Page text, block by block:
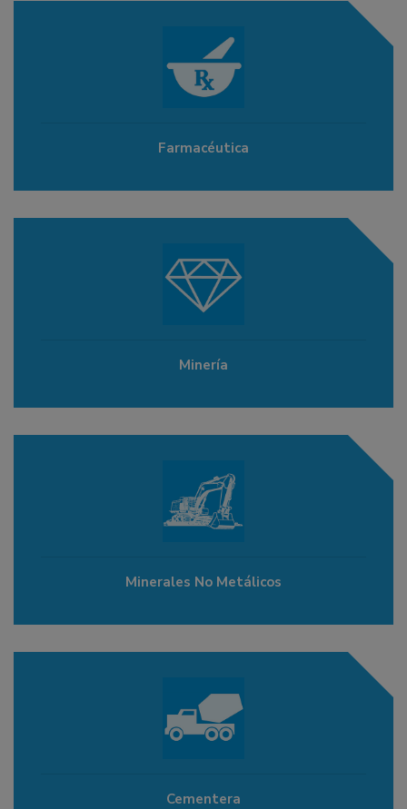
Farmacéutica
Minería
Minerales No Metálicos
Cementera